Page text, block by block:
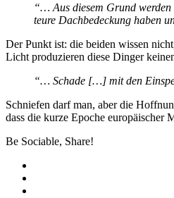
“… Aus diesem Grund
teure Dachbedeckung haben
Der Punkt ist: die beiden wissen
Licht produzieren diese Dinger
“… Schade […] mit den
Schniefen darf man, aber die
dass die kurze Epoche europäischer
Be Sociable, Share!